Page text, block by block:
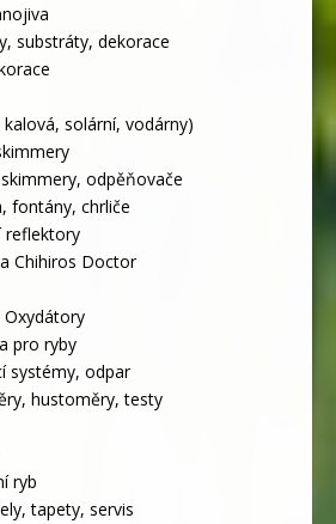
substráty, dekorace
solární, vodárny)
odpěňovače
fontány, chrliče
reflektory
Chihiros Doctor
Oxydátory
pro ryby
systémy, odpar
hustoměry, testy
ryb
tapety, servis